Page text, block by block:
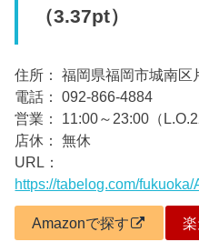
（3.37pt）
住所： 福岡県福岡市城南区
電話： 092-866-4884
営業： 11:00～23:00（
店休： 無休
URL：
https://tabelog.com/
Amazonで探す